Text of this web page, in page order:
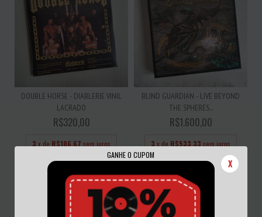
GANHE O CUPOM
X
DOUBLE HORSE - DIABLERIE VINIL
LACRADO
R$320,00
3 x de R$106,67 sem juros
BLIND GUARDIAN - LIVE BEYOND
THE SPHERES...
R$1.600,00
3 x de R$533,33 sem juros